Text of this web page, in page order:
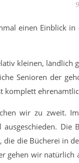
einen Einblick
kleinen, ländlich
Senioren der
komplett
wir zu zweit.
die die Bücherei in
gehen wir